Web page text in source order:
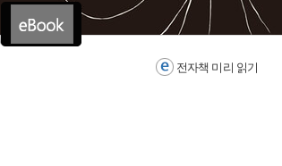
전자책 미리 읽기